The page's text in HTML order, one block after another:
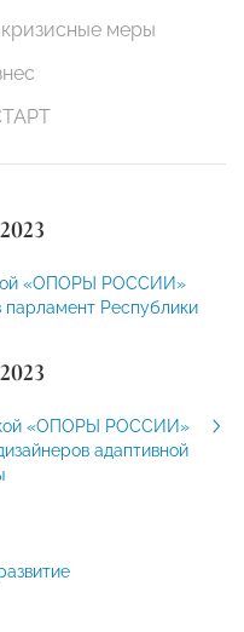
меры
«ОПОРЫ РОССИИ»
парламент Республики
«ОПОРЫ РОССИИ»
адаптивной